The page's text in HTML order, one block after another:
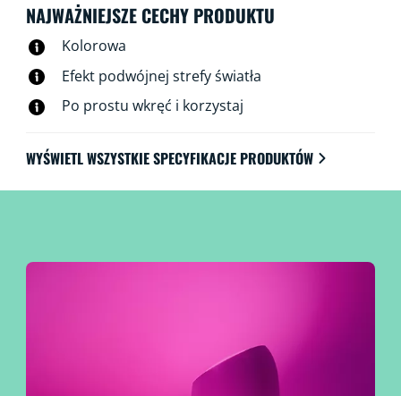
konfiguracjach Wi-Fi.
NAJWAŻNIEJSZE CECHY PRODUKTU
Kolorowa
Efekt podwójnej strefy światła
Po prostu wkręć i korzystaj
WYŚWIETL WSZYSTKIE SPECYFIKACJE PRODUKTÓW